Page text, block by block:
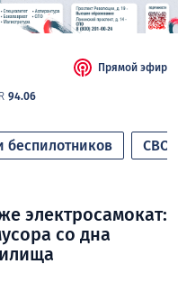
94.06
Прямой эфир
беспилотников СВО
электросамокат:
со дна